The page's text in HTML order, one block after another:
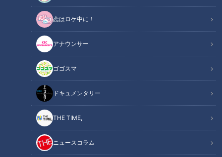
恋はロケ中に！
アナウンサー
ゴゴスマ
ドキュメンタリー
THE TIME,
ニュースコラム
されました！主催は、チラシ・買い物情報サービス「トクバ
イ」の運営会社。全国のスーパーマーケットから自慢の商品が
エントリーされ、サイトユーザーらの投票でランキングが決定
しました。各部門のランキング上位には東海地方のお店も多数
ランクイン！1位になったのは、どこのスーパーの何の商品？
人気の理由もご紹介します！
おかず・総菜部門1位は豪快「海鮮パフェ」！具材だけで
300グラム！
スイーツ部門1位は60年以上愛される86円「大判焼き」！